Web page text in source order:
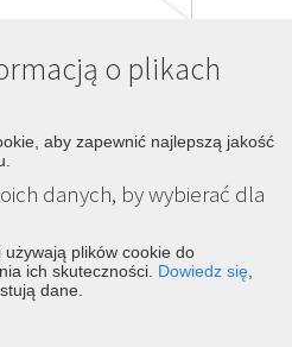
pomidorową z o plikach
aby zapewnić najlepszą jakość
danych, by wybierać dla
plików cookie do
ich skuteczności. Dowiedz się
dane.